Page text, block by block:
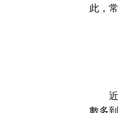
此，
近